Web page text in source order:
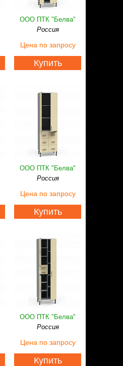
ООО ПТК "Белва"
Россия
Цена по запросу
Купить
ООО ПТК "Белва"
Россия
Цена по запросу
Купить
ООО ПТК "Белва"
Россия
Цена по запросу
Купить